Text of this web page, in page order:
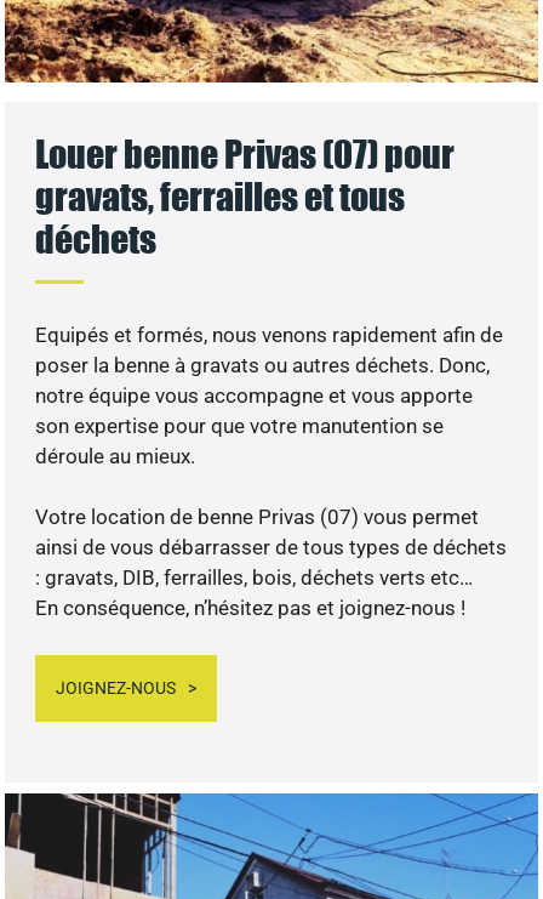
Louer benne Privas (07) pour
gravats, ferrailles et tous
déchets
Equipés et formés, nous venons rapidement afin de
poser la benne à gravats ou autres déchets. Donc,
notre équipe vous accompagne et vous apporte
son expertise pour que votre manutention se
déroule au mieux.
Votre location de benne Privas (07) vous permet
ainsi de vous débarrasser de tous types de déchets
: gravats, DIB, ferrailles, bois, déchets verts etc…
En conséquence, n’hésitez pas et joignez-nous !
JOIGNEZ-NOUS